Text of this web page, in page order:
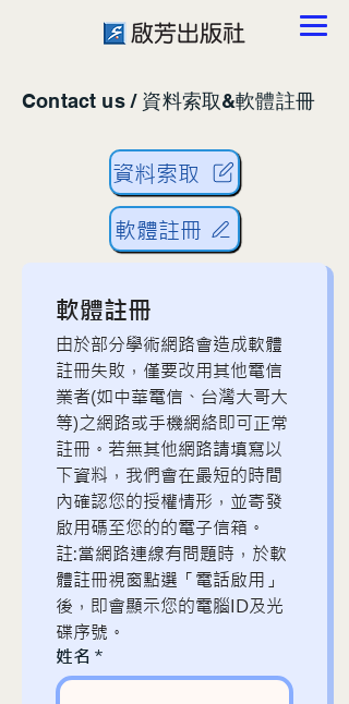
Contact us / 資料索取&軟體註冊
資料索取
軟體註冊
軟體註冊
由於部分學術網路會造成軟體
註冊失敗，僅要改用其他電信
業者(如中華電信、台灣大哥大
等)之網路或手機網絡即可正常
註冊。若無其他網路請填寫以
下資料，我們會在最短的時間
內確認您的授權情形，並寄發
啟用碼至您的的電子信箱。
註:當網路連線有問題時，於軟
體註冊視窗點選「電話啟用」
後，即會顯示您的電腦ID及光
碟序號。
姓名 *